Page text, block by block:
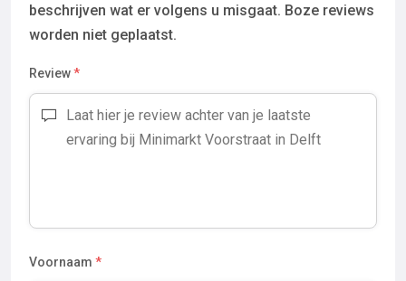
beschrijven wat er volgens u misgaat. Boze reviews
worden niet geplaatst.
Review*
Voornaam *